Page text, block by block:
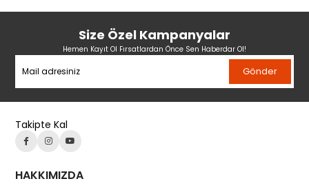
Size Özel Kampanyalar
Hemen Kayıt Ol Fırsatlardan Önce Sen Haberdar Ol!
Gönder
Takipte Kal
HAKKIMIZDA